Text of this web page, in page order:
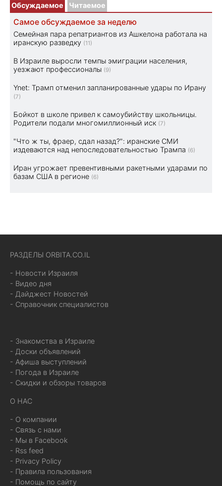
Обсуждаемое Читаемое
Самое обсуждаемое за неделю
Семейная пара репатриантов из Ашкелона работала на
иранскую разведку (11)
В Израиле выросли темпы эмиграции населения,
уезжают профессионалы (9)
Ynet: Трамп отменил запланированные удары по Ирану
(7)
Бойкот в школе привел к самоубийству школьницы.
Родители подали многомиллионный иск (7)
"Что ж ты, фраер, сдал назад?": иранские СМИ
издеваются над непоследовательностью Трампа (6)
Иран угрожает превентивными ракетными ударами по
базам США в регионе (6)
РАЗДЕЛЫ ORBITA.CO.IL
- Новости Израиля
- Видео дня
- Дайджест Новостей
- Справочник специалистов
- Знакомства в Израиле
- Доски объявлений
- Афиша выступлений
- Погода в Израиле
- Скидки и обзоры товаров
О НАС
- О компании
- Связь с нами
- Мы в Facebook
- Rss feed
- Privacy Policy
- Правила пользования
- Помощь по сайту